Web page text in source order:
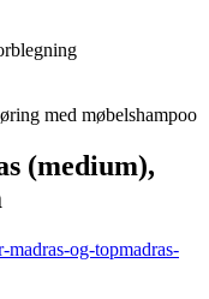
med møbelshampoo
(medium),
og-topmadras-